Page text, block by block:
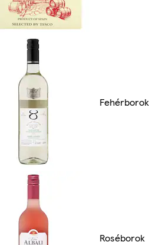
Fehérborok
Roséborok